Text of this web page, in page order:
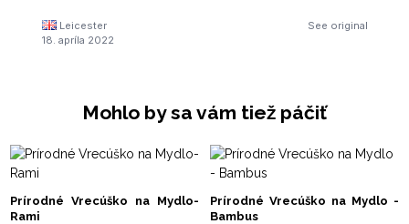
Leicester
See original
18. apríla 2022
Mohlo by sa vám tiež páčiť
Prírodné Vrecúško na Mydlo-
Rami
Prírodné Vrecúško na Mydlo -
Bambus